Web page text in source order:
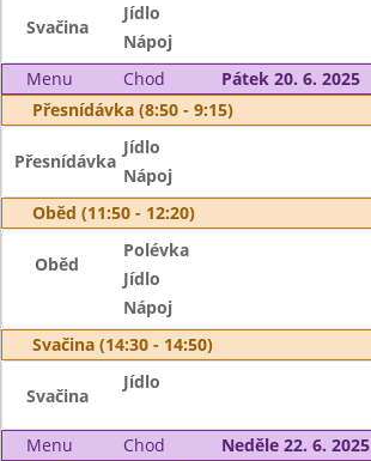
Svačina
Jídlo
Nápoj
Menu
Chod
Pátek 20. 6. 2025
Přesnídávka (8:50 - 9:15)
Přesnídávka
Jídlo
Nápoj
Oběd (11:50 - 12:20)
Oběd
Polévka
Jídlo
Nápoj
Svačina (14:30 - 14:50)
Svačina
Jídlo
Menu Chod
Neděle 22. 6. 2025